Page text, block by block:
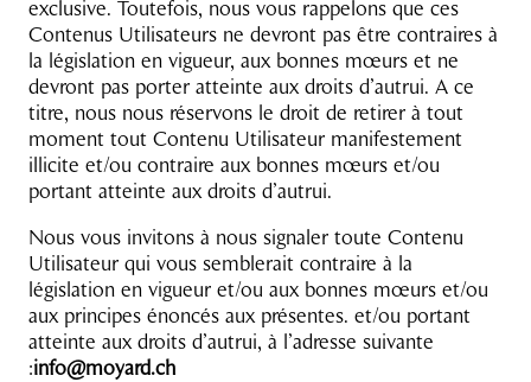
exclusive. Toutefois, nous vous rappelons que ces
Contenus Utilisateurs ne devront pas être contraires à
la législation en vigueur, aux bonnes mœurs et ne
devront pas porter atteinte aux droits d’autrui. A ce
titre, nous nous réservons le droit de retirer à tout
moment tout Contenu Utilisateur manifestement
illicite et/ou contraire aux bonnes mœurs et/ou
portant atteinte aux droits d’autrui.
Nous vous invitons à nous signaler toute Contenu
Utilisateur qui vous semblerait contraire à la
législation en vigueur et/ou aux bonnes mœurs et/ou
aux principes énoncés aux présentes. et/ou portant
atteinte aux droits d’autrui, à l’adresse suivante
:info@moyard.ch